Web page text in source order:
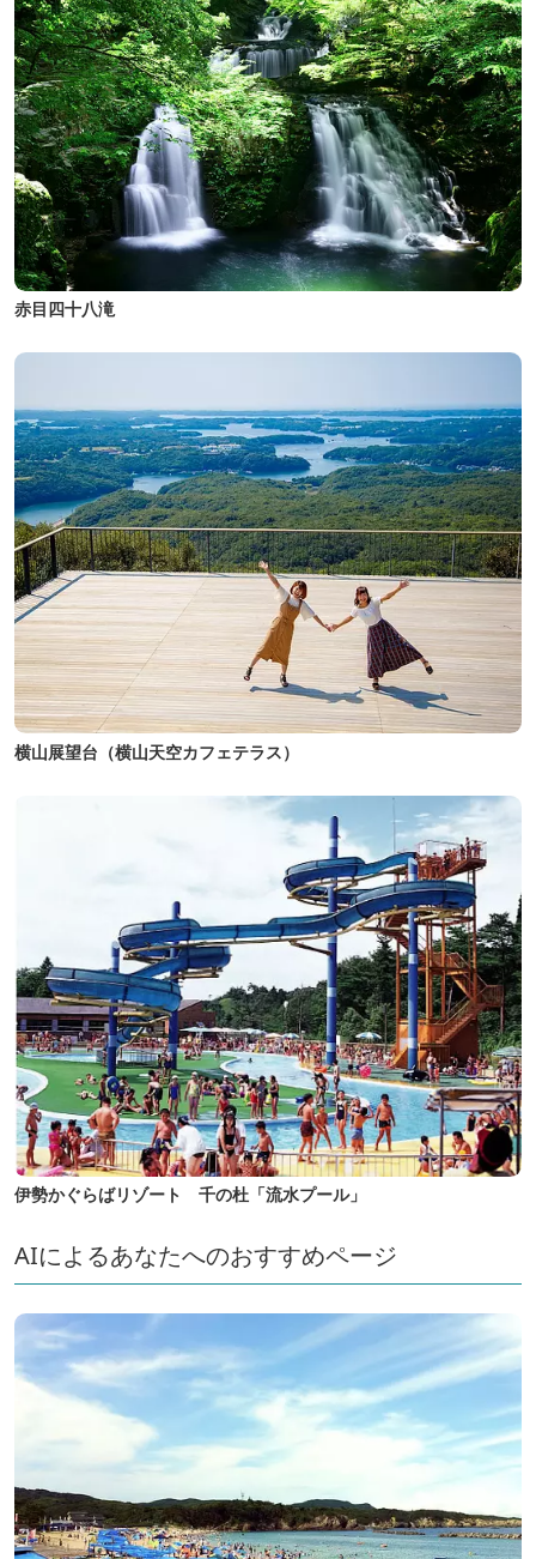
赤目四十八滝
横山展望台（横山天空カフェテラス）
伊勢かぐらばリゾート 千の杜「流水プール」
AIによるあなたへのおすすめページ